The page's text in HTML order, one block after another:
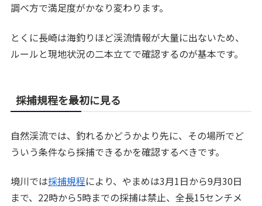
調べ方で満足度がかなり変わります。
とくに長崎は海釣りほど渓流情報が大量に出ないため、
ルールと現地状況の二本立てで確認するのが基本です。
採捕規程を最初に見る
自然渓流では、釣れるかどうかより先に、その場所でど
ういう条件なら採捕できるかを確認するべきです。
境川では採捕規程により、やまめは3月1日から9月30日
まで、22時から5時までの採捕は禁止、全長15センチメ